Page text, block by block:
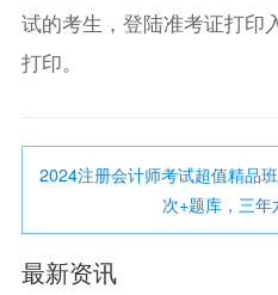
试的考生，登陆准考证打印
打印。
2024注册会计师考试超值精品
次+题库，三年
最新资讯